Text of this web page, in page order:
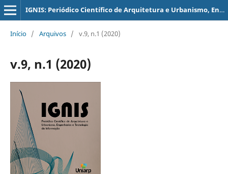
IGNIS: Periódico Científico de Arquitetura e Urbanismo, Engenharias e Tecnologia de Informação
Início / Arquivos / v.9, n.1 (2020)
v.9, n.1 (2020)